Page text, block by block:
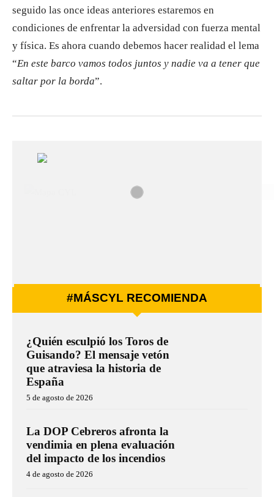
seguido las once ideas anteriores estaremos en
condiciones de enfrentar la adversidad con fuerza mental
y física. Es ahora cuando debemos hacer realidad el lema
“En este barco vamos todos juntos y nadie va a tener que
saltar por la borda”.
#MÁSCYL RECOMIENDA
¿Quién esculpió los Toros de
Guisando? El mensaje vetón
que atraviesa la historia de
España
5 de agosto de 2026
La DOP Cebreros afronta la
vendimia en plena evaluación
del impacto de los incendios
4 de agosto de 2026